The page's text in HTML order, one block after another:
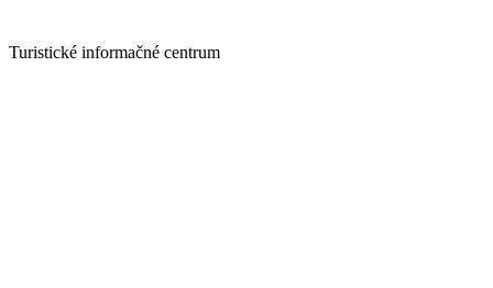
Turistické informačné centrum